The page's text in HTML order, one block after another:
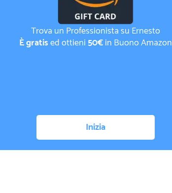
Trova un Professionista su Ernesto
È gratised ottieni50€in Buono Amazon
Inizia